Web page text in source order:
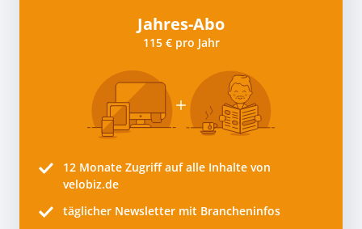
Jahres-Abo
115 € pro Jahr
12 Monate Zugriff auf alle Inhalte von
velobiz.de
täglicher Newsletter mit Brancheninfos